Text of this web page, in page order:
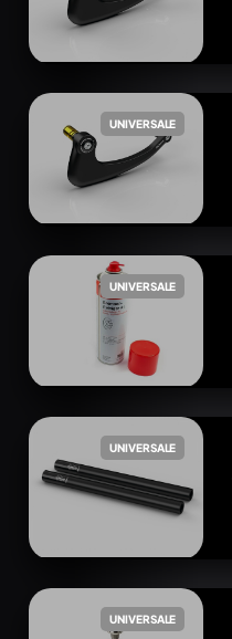
UNIVERSALE
UNIVERSALE
UNIVERSALE
UNIVERSALE